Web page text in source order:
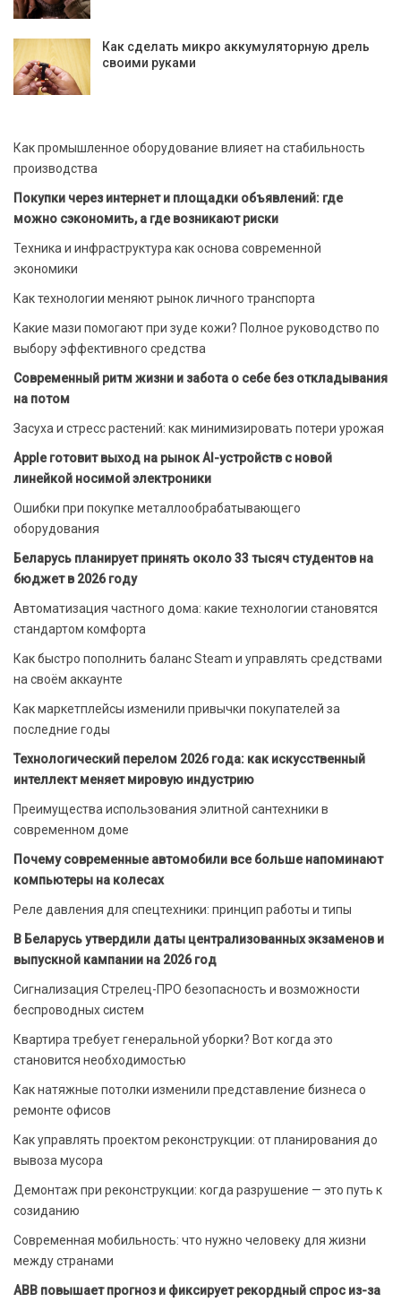
Как сделать микро аккумуляторную дрель
своими руками
Как промышленное оборудование влияет на стабильность
производства
Покупки через интернет и площадки объявлений: где
можно сэкономить, а где возникают риски
Техника и инфраструктура как основа современной
экономики
Как технологии меняют рынок личного транспорта
Какие мази помогают при зуде кожи? Полное руководство по
выбору эффективного средства
Современный ритм жизни и забота о себе без откладывания
на потом
Засуха и стресс растений: как минимизировать потери урожая
Apple готовит выход на рынок AI-устройств с новой
линейкой носимой электроники
Ошибки при покупке металлообрабатывающего
оборудования
Беларусь планирует принять около 33 тысяч студентов на
бюджет в 2026 году
Автоматизация частного дома: какие технологии становятся
стандартом комфорта
Как быстро пополнить баланс Steam и управлять средствами
на своём аккаунте
Как маркетплейсы изменили привычки покупателей за
последние годы
Технологический перелом 2026 года: как искусственный
интеллект меняет мировую индустрию
Преимущества использования элитной сантехники в
современном доме
Почему современные автомобили все больше напоминают
компьютеры на колесах
Реле давления для спецтехники: принцип работы и типы
В Беларусь утвердили даты централизованных экзаменов и
выпускной кампании на 2026 год
Сигнализация Стрелец-ПРО безопасность и возможности
беспроводных систем
Квартира требует генеральной уборки? Вот когда это
становится необходимостью
Как натяжные потолки изменили представление бизнеса о
ремонте офисов
Как управлять проектом реконструкции: от планирования до
вывоза мусора
Демонтаж при реконструкции: когда разрушение — это путь к
созиданию
Современная мобильность: что нужно человеку для жизни
между странами
ABB повышает прогноз и фиксирует рекордный спрос из-за